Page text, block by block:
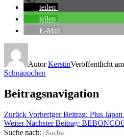
teilen
teilen
E-Mail
AutorKerstinVeröffentlicht am
Schnäppchen
Beitragsnavigation
Zurück Vorheriger Beitrag: Plus
Weiter Nächster Beitrag:
Suche nach: